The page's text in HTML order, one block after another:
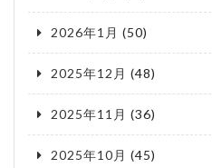
2026年1月 (50)
2025年12月 (48)
2025年11月 (36)
2025年10月 (45)